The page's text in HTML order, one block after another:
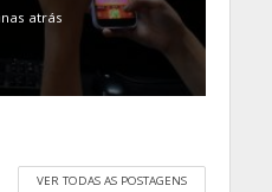
atrás
VER TODAS AS POSTAGENS